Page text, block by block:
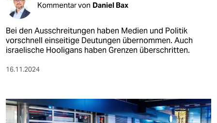
Kommentar von Daniel Bax
Bei den Ausschreitungen haben Medien und Politik
vorschnell einseitige Deutungen übernommen. Auch
israelische Hooligans haben Grenzen überschritten.
16.11.2024